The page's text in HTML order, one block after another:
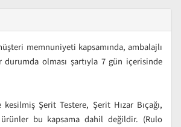
memnuniyeti kapsamında, ambalajlı
olması şartıyla 7 gün içerisinde
Şerit Testere, Şerit Hızar Bıçağı,
bu kapsama dahil değildir. (Rulo